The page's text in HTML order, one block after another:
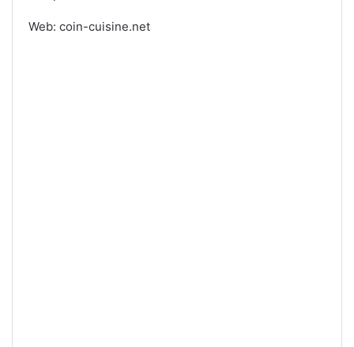
Web: coin-cuisine.net